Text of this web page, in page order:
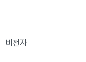
비전자